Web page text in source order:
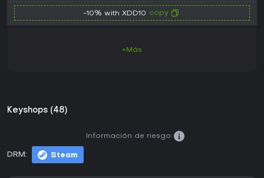
-10% with XDD10 copy
+Más
Keyshops (48)
DRM: Steam
Información de riesgo: